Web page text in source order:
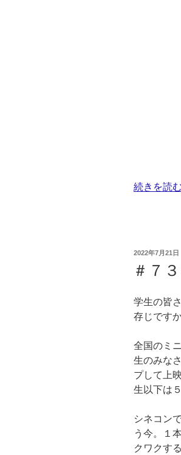
“＃
テ
国
際
シ
ネ
マ
映
祭
2022
を
続きを読む
投
日:
2022年7月21日
＃７
学生の皆
存じです
全国のミ
生のみな
プして上
生以下は
シネコン
う今。１
クワクす